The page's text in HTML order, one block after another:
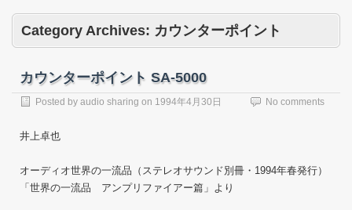
Category Archives: カウンターポイント
カウンターポイント SA-5000
Posted by audio sharing on 1994年4月30日 No comments
井上卓也
オーディオ世界の一流品（ステレオサウンド別冊・1994年春発行）
「世界の一流品 アンプリファイアー篇」より